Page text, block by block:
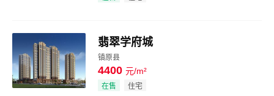
效果图
翡翠学府城
镇原县
4400 元/m²
在售 住宅